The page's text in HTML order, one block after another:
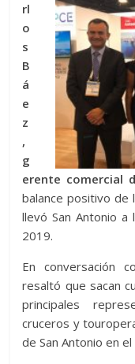
rl
o
s
B
á
e
z
,
g
erente comercial
balance positivo de
llevó San Antonio a
2019.
En conversación
resaltó que sacan
principales
cruceros y
de San Antonio en